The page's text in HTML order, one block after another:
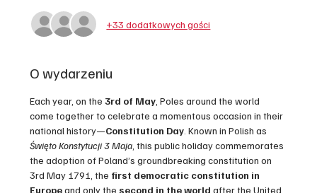
+33 dodatkowych gości
O wydarzeniu
Each year, on the 3rd of May , Poles around the world
come together to celebrate a momentous occasion in their
national history—Constitution Day . Known in Polish as
Święto Konstytucji 3 Maja , this public holiday commemorates
the adoption of Poland’s groundbreaking constitution on
3rd May 1791, the first democratic constitution in
Europe and only the second in the world after the United